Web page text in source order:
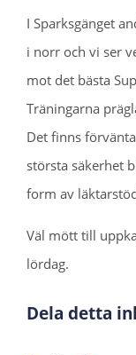
I Sparksgänget
i norr och vi ser
mot det bästa
Träningarna
Det finns
största säkerhet
form av
Väl mött till
lördag.
Dela detta